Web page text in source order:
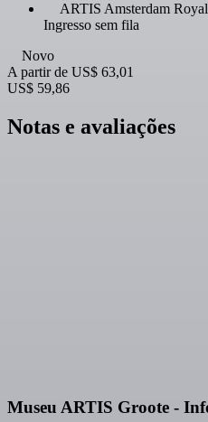
ARTIS Amsterdam
Ingresso sem fila
Novo
A partir de US$ 63,01
US$ 59,86
Notas e avaliações
Museu ARTIS Groote -